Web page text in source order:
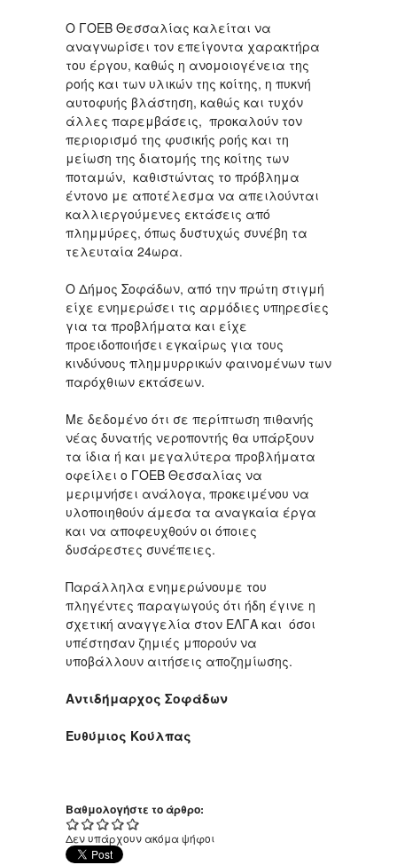
Ο ΓΟΕΒ Θεσσαλίας καλείται να
αναγνωρίσει τον επείγοντα χαρακτήρα
του έργου, καθώς η ανομοιογένεια της
ροής και των υλικών της κοίτης, η πυκνή
αυτοφυής βλάστηση, καθώς και τυχόν
άλλες παρεμβάσεις, προκαλούν τον
περιορισμό της φυσικής ροής και τη
μείωση της διατομής της κοίτης των
ποταμών, καθιστώντας το πρόβλημα
έντονο με αποτέλεσμα να απειλούνται
καλλιεργούμενες εκτάσεις από
πλημμύρες, όπως δυστυχώς συνέβη τα
τελευταία 24ωρα.
Ο Δήμος Σοφάδων, από την πρώτη στιγμή
είχε ενημερώσει τις αρμόδιες υπηρεσίες
για τα προβλήματα και είχε
προειδοποιήσει εγκαίρως για τους
κινδύνους πλημμυρρικών φαινομένων των
παρόχθιων εκτάσεων.
Με δεδομένο ότι σε περίπτωση πιθανής
νέας δυνατής νεροποντής θα υπάρξουν
τα ίδια ή και μεγαλύτερα προβλήματα
οφείλει ο ΓΟΕΒ Θεσσαλίας να
μεριμνήσει ανάλογα, προκειμένου να
υλοποιηθούν άμεσα τα αναγκαία έργα
και να αποφευχθούν οι όποιες
δυσάρεστες συνέπειες.
Παράλληλα ενημερώνουμε του
πληγέντες παραγωγούς ότι ήδη έγινε η
σχετική αναγγελία στον ΕΛΓΑ και όσοι
υπέστησαν ζημιές μπορούν να
υποβάλλουν αιτήσεις αποζημίωσης.
Αντιδήμαρχος Σοφάδων
Ευθύμιος Κούλπας
Βαθμολογήστε το άρθρο:
Δεν υπάρχουν ακόμα ψήφοι